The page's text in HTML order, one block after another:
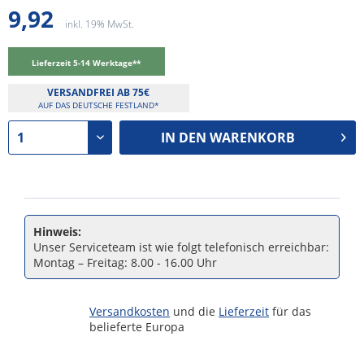
9,92 inkl. 19% MwSt.
VERSANDFREI AB 75€
AUF DAS DEUTSCHE FESTLAND*
Lieferzeit 5-14 Werktage**
IN DEN WARENKORB
Hinweis:
Unser Serviceteam ist wie folgt telefonisch erreichbar:
Montag – Freitag: 8.00 - 16.00 Uhr
Versandkosten und die Lieferzeit für das
belieferte Europa